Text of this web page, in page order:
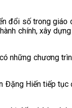
đổi số trong giáo
chính, xây
những chương
Đặng Hiến tiếp